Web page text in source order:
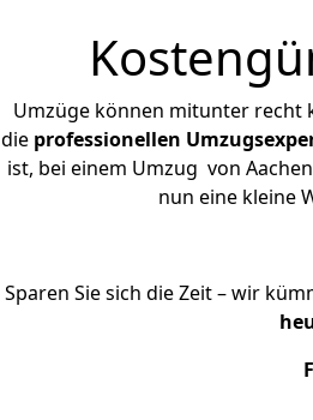
Umzüge können mitunter recht
die professionellen
ist, bei einem Umzug von
nun eine kleine
Sparen Sie sich die Zeit – wir